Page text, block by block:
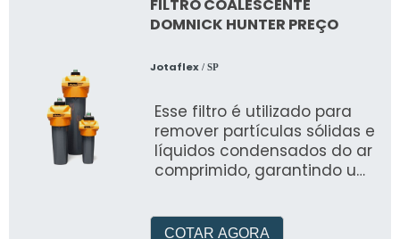
FILTRO COALESCENTE
DOMNICK HUNTER PREÇO
Jotaflex/ SP
Esse filtro é utilizado para
remover partículas sólidas e
líquidos condensados do ar
comprimido, garantindo um
pneumáticas
COTAR AGORA